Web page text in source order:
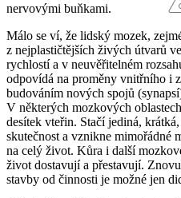
nervovými buňkami.
Málo se ví, že lidský mozek,
z nejplastičtějších živých útvarů
rychlostí a v neuvěřitelném
odpovídá na proměny vnitřního i
budováním nových spojů
V některých mozkových
desítek vteřin. Stačí jediná,
skutečnost a vznikne mimořádné
na celý život. Kůra i další
život dostavují a přestavují.
stavby od činnosti je možné jen